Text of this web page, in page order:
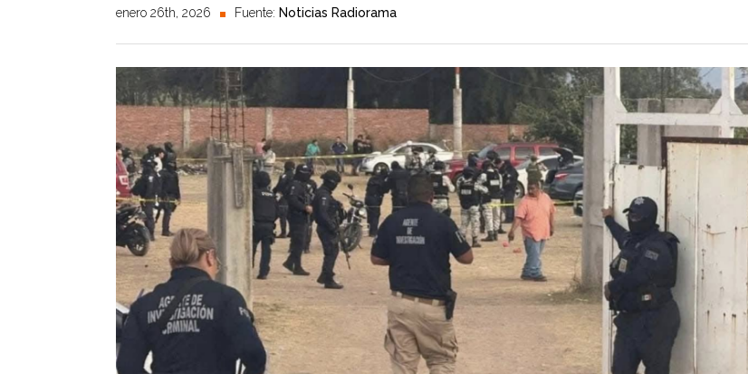
enero 26th, 2026 Fuente: Noticias Radiorama